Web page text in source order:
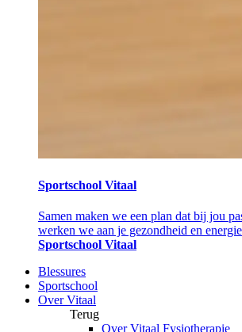
Sportschool Vitaal
Samen maken we een plan dat bij jou
werken we aan je gezondheid en
Sportschool Vitaal
Blessures
Sportschool
Over Vitaal
Terug
Over Vitaal Fysiotherapie